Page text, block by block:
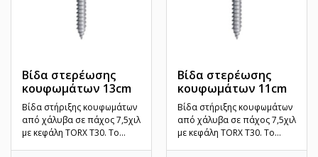
Βίδα στερέωσης
κουφωμάτων 13cm
Βίδα στήριξης κουφωμάτων
από χάλυβα σε πάχος 7,5χιλ
με κεφάλη TORX T30. Το
Βίδα στερέωσης
κουφωμάτων 11cm
Βίδα στήριξης κουφωμάτων
από χάλυβα σε πάχος 7,5χιλ
με κεφάλη TORX T30. Το